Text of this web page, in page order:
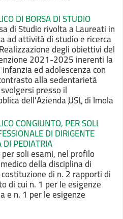
DI BORSA DI STUDIO
di Studio rivolta a Laureati in
ad attività di studio e ricerca
degli obiettivi del
2021-2025 inerenti la
ed adolescenza con
alla sedentarietà
presso il
dell'AziendaUSLdi Imola
CONGIUNTO, PER SOLI
DI DIRIGENTE
DI PEDIATRIA
soli esami, nel profilo
della disciplina di
di n. 2 rapporti di
di cui n. 1 per le esigenze
e n. 1 per le esigenze